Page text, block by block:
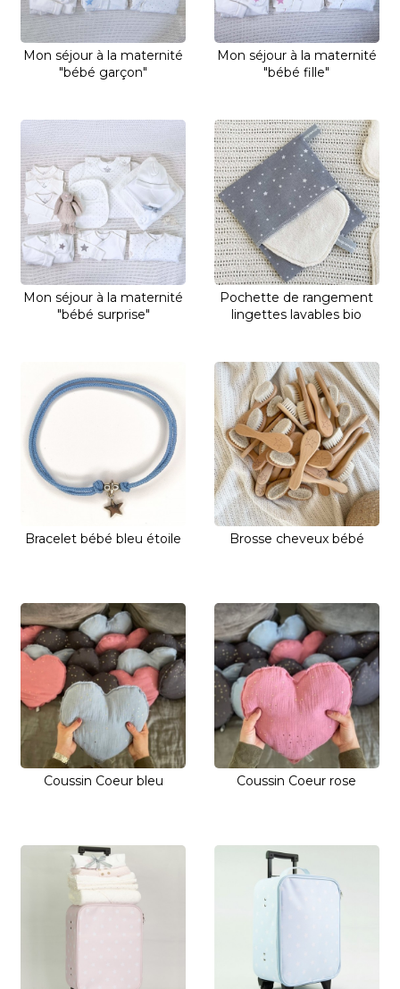
Mon séjour à la maternité
"bébé garçon"
Mon séjour à la maternité
"bébé fille"
Mon séjour à la maternité
"bébé surprise"
Pochette de rangement
lingettes lavables bio
Bracelet bébé bleu étoile Brosse cheveux bébé
Coussin Coeur bleu Coussin Coeur rose